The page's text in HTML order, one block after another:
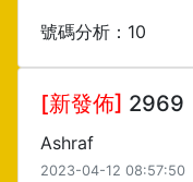
號碼分析：10
[新發佈] 2969
Ashraf
2023-04-12 08:57:50